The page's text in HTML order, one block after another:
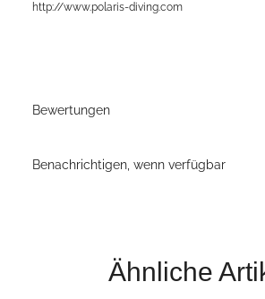
http://www.polaris-diving.com
Bewertungen
Benachrichtigen, wenn verfügbar
Ähnliche